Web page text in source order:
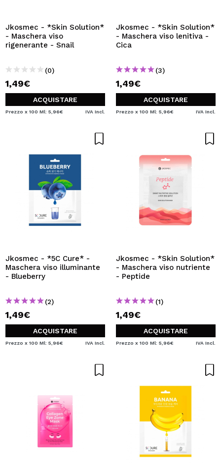
Creando un account su Maquibeauty.it potrai fare i tuoi
acquisti velocemente, controllare lo stato dei tuoi ordini e
consultare le tue operazioni precedenti.
CREARE UN ACCOUNT
Jkosmec - *Skin Solution*
- Maschera viso
rigenerante - Snail
(0)
1,49€
ACQUISTARE
Prezzo x 100 Ml: 5,96€ IVA Incl.
Jkosmec - *Skin Solution*
- Maschera viso lenitiva -
Cica
(3)
1,49€
ACQUISTARE
Prezzo x 100 Ml: 5,96€ IVA Incl.
Jkosmec - *5C Cure* -
Maschera viso illuminante
- Blueberry
(2)
1,49€
ACQUISTARE
Prezzo x 100 Ml: 5,96€ IVA Incl.
Jkosmec - *Skin Solution*
- Maschera viso nutriente
- Peptide
(1)
1,49€
ACQUISTARE
Prezzo x 100 Ml: 5,96€ IVA Incl.